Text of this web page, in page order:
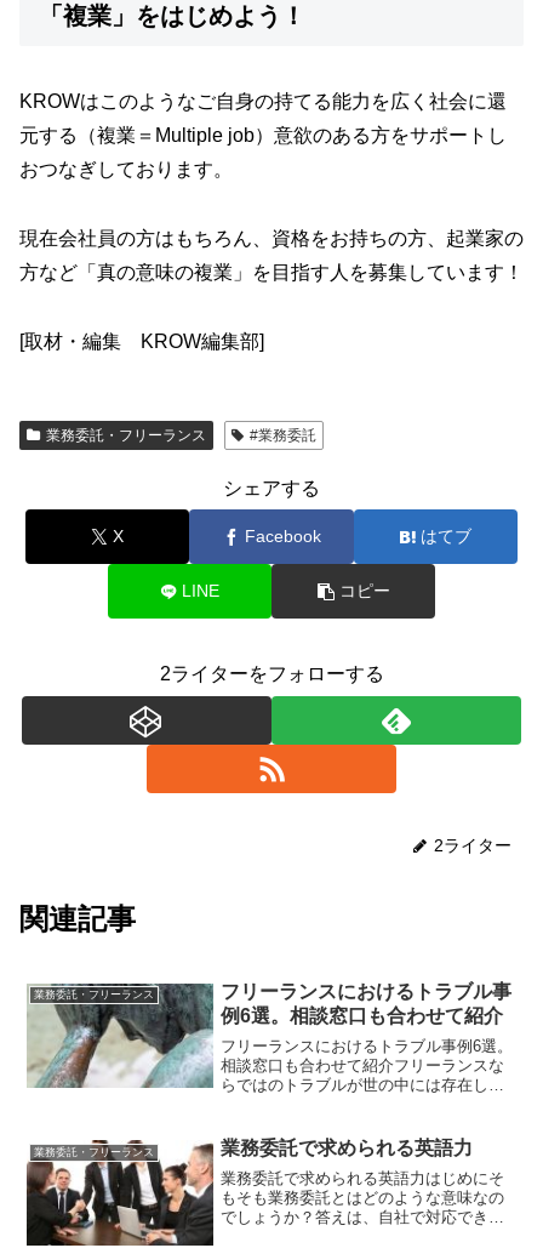
「複業」をはじめよう！
KROWはこのようなご自身の持てる能力を広く社会に還
元する（複業＝Multiple job）意欲のある方をサポートし
おつなぎしております。
現在会社員の方はもちろん、資格をお持ちの方、起業家の
方など「真の意味の複業」を目指す人を募集しています！
[取材・編集 KROW編集部]
業務委託・フリーランス #業務委託
シェアする
X Facebook はてブ
LINE コピー
2ライターをフォローする
2ライター
関連記事
業務委託・フリーランス
フリーランスにおけるトラブル事
例6選。相談窓口も合わせて紹介
フリーランスにおけるトラブル事例6選。
相談窓口も合わせて紹介フリーランスな
らではのトラブルが世の中には存在しま
らない方も多いのではないでしょうか？
本記事ではフリーランス...
業務委託・フリーランス 業務委託で求められる英語力
業務委託で求められる英語力はじめにそ
もそも業務委託とはどのような意味なの
でしょうか？答えは、自社で対応できな